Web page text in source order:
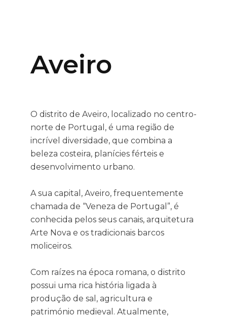
Aveiro
O distrito de Aveiro, localizado no centro-
norte de Portugal, é uma região de
incrível diversidade, que combina a
beleza costeira, planícies férteis e
desenvolvimento urbano.
A sua capital, Aveiro, frequentemente
chamada de “Veneza de Portugal”, é
conhecida pelos seus canais, arquitetura
Arte Nova e os tradicionais barcos
moliceiros.
Com raízes na época romana, o distrito
possui uma rica história ligada à
produção de sal, agricultura e
património medieval. Atualmente,